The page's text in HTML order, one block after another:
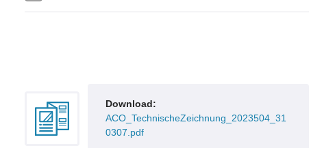
Download:
ACO_TechnischeZeichnung_2023504_31
0307.pdf